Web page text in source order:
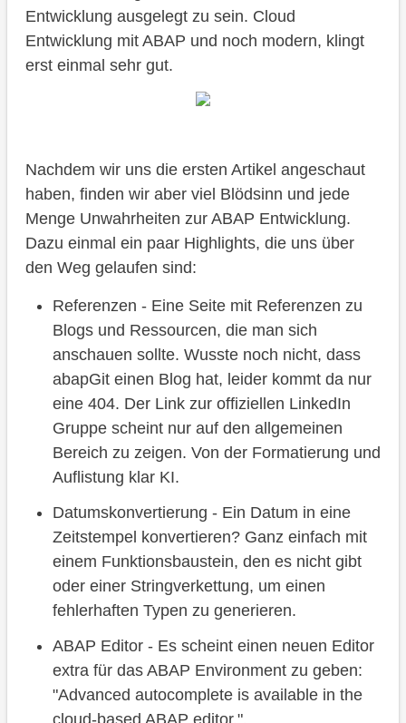
Entwicklung ausgelegt zu sein. Cloud
Entwicklung mit ABAP und noch modern, klingt
erst einmal sehr gut.
Nachdem wir uns die ersten Artikel angeschaut
haben, finden wir aber viel Blödsinn und jede
Menge Unwahrheiten zur ABAP Entwicklung.
Dazu einmal ein paar Highlights, die uns über
den Weg gelaufen sind:
Referenzen - Eine Seite mit Referenzen zu
Blogs und Ressourcen, die man sich
anschauen sollte. Wusste noch nicht, dass
abapGit einen Blog hat, leider kommt da nur
eine 404. Der Link zur offiziellen LinkedIn
Gruppe scheint nur auf den allgemeinen
Bereich zu zeigen. Von der Formatierung und
Auflistung klar KI.
Datumskonvertierung - Ein Datum in eine
Zeitstempel konvertieren? Ganz einfach mit
einem Funktionsbaustein, den es nicht gibt
oder einer Stringverkettung, um einen
fehlerhaften Typen zu generieren.
ABAP Editor - Es scheint einen neuen Editor
extra für das ABAP Environment zu geben:
"Advanced autocomplete is available in the